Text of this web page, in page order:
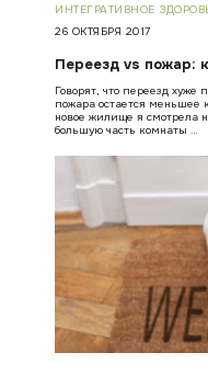
ИНТЕГРАТИВНОЕ
26 ОКТЯБРЯ 2017
Переезд vs пожар:
Говорят, что переезд хуже
пожара остается меньшее
новое жилище я смотрела
большую часть комнаты …